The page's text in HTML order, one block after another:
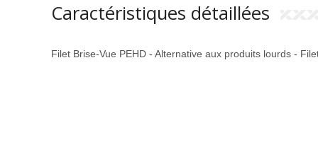
Caractéristiques détaillées
Filet Brise-Vue PEHD - Alternative aux produits lourds -